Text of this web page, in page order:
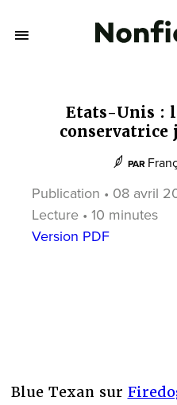
Etats-Unis :
conservatrice
PAR
Publication • 08 avril
Lecture • 10 minutes
Version PDF
Blue Texan sur